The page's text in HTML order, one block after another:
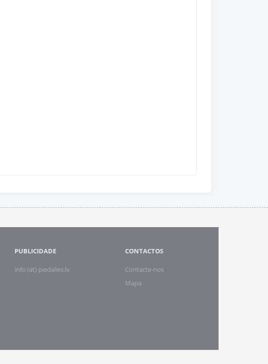
PUBLICIDADE
info (at) piedalies.lv
CONTACTOS
Contacte-nos
Mapa